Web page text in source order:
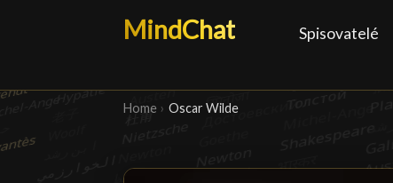
MindChat Spisovatelé
Home › Oscar Wilde